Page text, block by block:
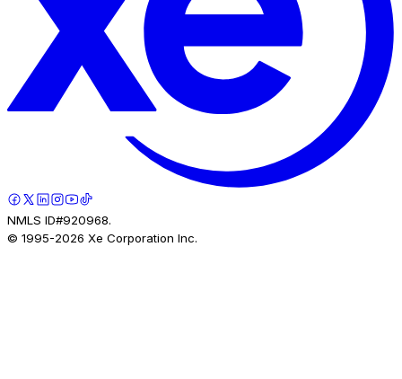
NMLS ID#920968.
© 1995-2026 Xe Corporation Inc.